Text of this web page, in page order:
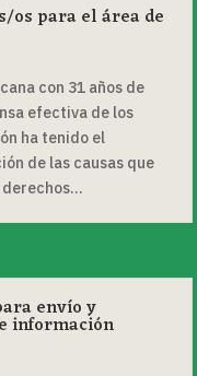
os para el área de
con 31 años de
efectiva de los
ha tenido el
de las causas que
envío y
información